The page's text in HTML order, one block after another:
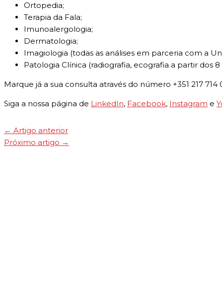
Ortopedia;
Terapia da Fala;
Imunoalergologia;
Dermatologia;
Imagiologia (todas as análises em parceria com a
Patologia Clínica (radiografia, ecografia a partir dos
Marque já a sua consulta através do número +351 217
Siga a nossa página de LinkedIn, Facebook, Instagram e
← Artigo anterior
Próximo artigo →